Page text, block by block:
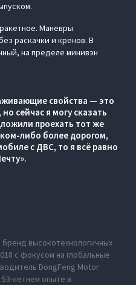
Маневры
раскачки и кренов. В
на пределе минивэн
свойства — это
сейчас я могу сказать
проехать тот же
либо более дорогом,
с ДВС, то я всё равно
бренд высокотехнологичных
с фокусом на глобальные
DongFeng Motor
летнем опыте в